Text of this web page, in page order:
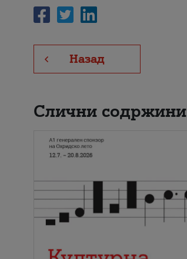
Назад
Слични содржини